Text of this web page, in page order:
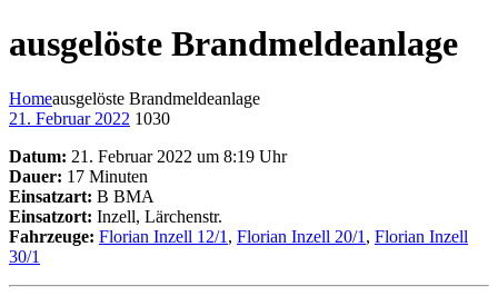
ausgelöste Brandmeldeanlage
Homeausgelöste Brandmeldeanlage
21. Februar 2022 1030
Datum: 21. Februar 2022 um 8:19 Uhr
Dauer: 17 Minuten
Einsatzart: B BMA
Einsatzort: Inzell, Lärchenstr.
Fahrzeuge: Florian Inzell 12/1 , Florian Inzell 20/1 , Florian Inzell
30/1